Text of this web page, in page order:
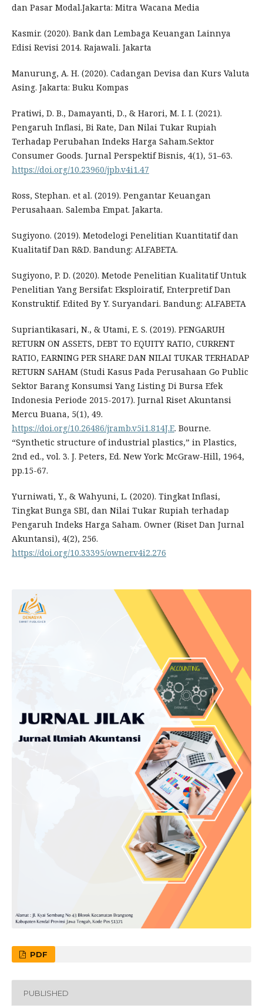
dan Pasar Modal.Jakarta: Mitra Wacana Media
Kasmir. (2020). Bank dan Lembaga Keuangan Lainnya
Edisi Revisi 2014. Rajawali. Jakarta
Manurung, A. H. (2020). Cadangan Devisa dan Kurs Valuta
Asing. Jakarta: Buku Kompas
Pratiwi, D. B., Damayanti, D., & Harori, M. I. I. (2021).
Pengaruh Inflasi, Bi Rate, Dan Nilai Tukar Rupiah
Terhadap Perubahan Indeks Harga Saham.Sektor
Consumer Goods. Jurnal Perspektif Bisnis, 4(1), 51–63.
https://doi.org/10.23960/jpb.v4i1.47
Ross, Stephan. et al. (2019). Pengantar Keuangan
Perusahaan. Salemba Empat. Jakarta.
Sugiyono. (2019). Metodelogi Penelitian Kuantitatif dan
Kualitatif Dan R&D. Bandung: ALFABETA.
Sugiyono, P. D. (2020). Metode Penelitian Kualitatif Untuk
Penelitian Yang Bersifat: Eksploiratif, Enterpretif Dan
Konstruktif. Edited By Y. Suryandari. Bandung: ALFABETA
Supriantikasari, N., & Utami, E. S. (2019). PENGARUH
RETURN ON ASSETS, DEBT TO EQUITY RATIO, CURRENT
RATIO, EARNING PER SHARE DAN NILAI TUKAR TERHADAP
RETURN SAHAM (Studi Kasus Pada Perusahaan Go Public
Sektor Barang Konsumsi Yang Listing Di Bursa Efek
Indonesia Periode 2015-2017). Jurnal Riset Akuntansi
Mercu Buana, 5(1), 49.
https://doi.org/10.26486/jramb.v5i1.814J.E. Bourne.
“Synthetic structure of industrial plastics,” in Plastics,
2nd ed., vol. 3. J. Peters, Ed. New York: McGraw-Hill, 1964,
pp.15-67.
Yurniwati, Y., & Wahyuni, L. (2020). Tingkat Inflasi,
Tingkat Bunga SBI, dan Nilai Tukar Rupiah terhadap
Pengaruh Indeks Harga Saham. Owner (Riset Dan Jurnal
Akuntansi), 4(2), 256.
https://doi.org/10.33395/owner.v4i2.276
PDF
PUBLISHED